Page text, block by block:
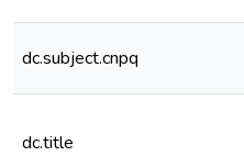
dc.subject.cnpq
dc.title